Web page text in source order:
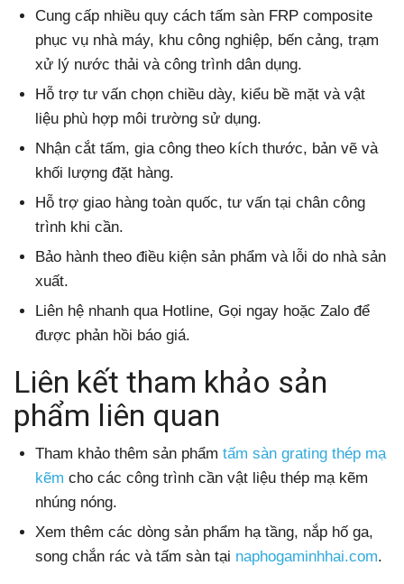
Cung cấp nhiều quy cách tấm sàn FRP composite
phục vụ nhà máy, khu công nghiệp, bến cảng, trạm
xử lý nước thải và công trình dân dụng.
Hỗ trợ tư vấn chọn chiều dày, kiểu bề mặt và vật
liệu phù hợp môi trường sử dụng.
Nhận cắt tấm, gia công theo kích thước, bản vẽ và
khối lượng đặt hàng.
Hỗ trợ giao hàng toàn quốc, tư vấn tại chân công
trình khi cần.
Bảo hành theo điều kiện sản phẩm và lỗi do nhà sản
xuất.
Liên hệ nhanh qua Hotline, Gọi ngay hoặc Zalo để
được phản hồi báo giá.
Liên kết tham khảo sản
phẩm liên quan
Tham khảo thêm sản phẩm tấm sàn grating thép mạ
kẽm cho các công trình cần vật liệu thép mạ kẽm
nhúng nóng.
Xem thêm các dòng sản phẩm hạ tầng, nắp hố ga,
song chắn rác và tấm sàn tại naphogaminhhai.com.